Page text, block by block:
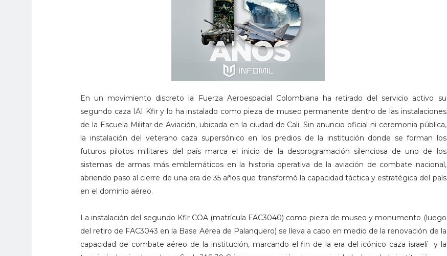
En un movimiento discreto la Fuerza Aeroespacial Colombiana ha retirado del servicio activo su
segundo caza IAI Kfir y lo ha instalado como pieza de museo permanente dentro de las instalaciones
de la Escuela Militar de Aviación, ubicada en la ciudad de Cali. Sin anuncio oficial ni ceremonia pública,
la instalación del veterano caza supersónico en los predios de la institución donde se forman los
futuros pilotos militares del país marca el inicio de la desprogramación silenciosa de uno de los
sistemas de armas más emblemáticos en la historia operativa de la aviación de combate nacional,
abriendo paso al cierre de una era de 35 años que transformó la capacidad táctica y estratégica del país
en el dominio aéreo.
​La instalación del segundo Kfir COA (matrícula FAC3040) como pieza de museo y monumento (luego
del retiro de FAC3043 en la Base Aérea de Palanquero) se lleva a cabo en medio de la renovación de la
capacidad de combate aéreo de la institución, marcando el fin de la era del icónico caza israelí y la